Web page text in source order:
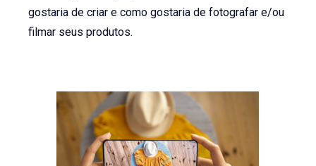
gostaria de criar e como gostaria de fotografar e/ou
filmar seus produtos.